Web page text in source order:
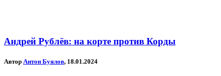
Андрей Рублёв: на корте против Корды
Автор Антон Буялов, 18.01.2024